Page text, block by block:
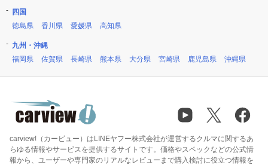
四国
徳島県
香川県 愛媛県 高知県
九州・沖縄
福岡県
佐賀県 長崎県 熊本県 大分県 宮崎県 鹿児島県 沖縄県
carview!（カービュー）はLINEヤフー株式会社が運営するクルマに関するあ
らゆる情報やサービスを提供するサイトです。価格やスペックなどの公式情
報から、ユーザーや専門家のリアルなレビューまで購入検討に役立つ情報を